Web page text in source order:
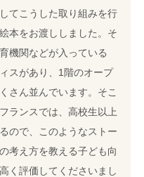
てこうした取り組みを行
本をお渡ししました。そ
機関などが入っている
スがあり、1階のオープ
さん並んでいます。そこ
フランスでは、高校生以上
ので、このようなストー
考え方を教える子ども向
く評価してくださいまし